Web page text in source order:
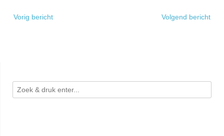
navigatie
Vorig bericht Volgend bericht